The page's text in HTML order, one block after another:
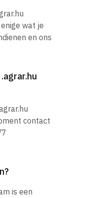
wat je
en ons
contact
is een